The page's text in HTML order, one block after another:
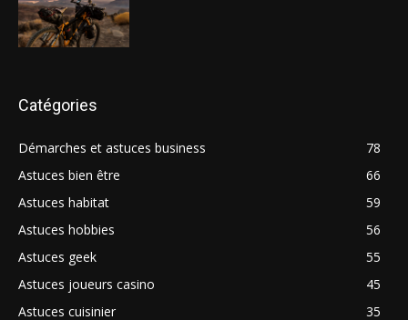
Catégories
Démarches et astuces business
78
Astuces bien être
66
Astuces habitat
59
Astuces hobbies
56
Astuces geek
55
Astuces joueurs casino
45
Astuces cuisinier
35